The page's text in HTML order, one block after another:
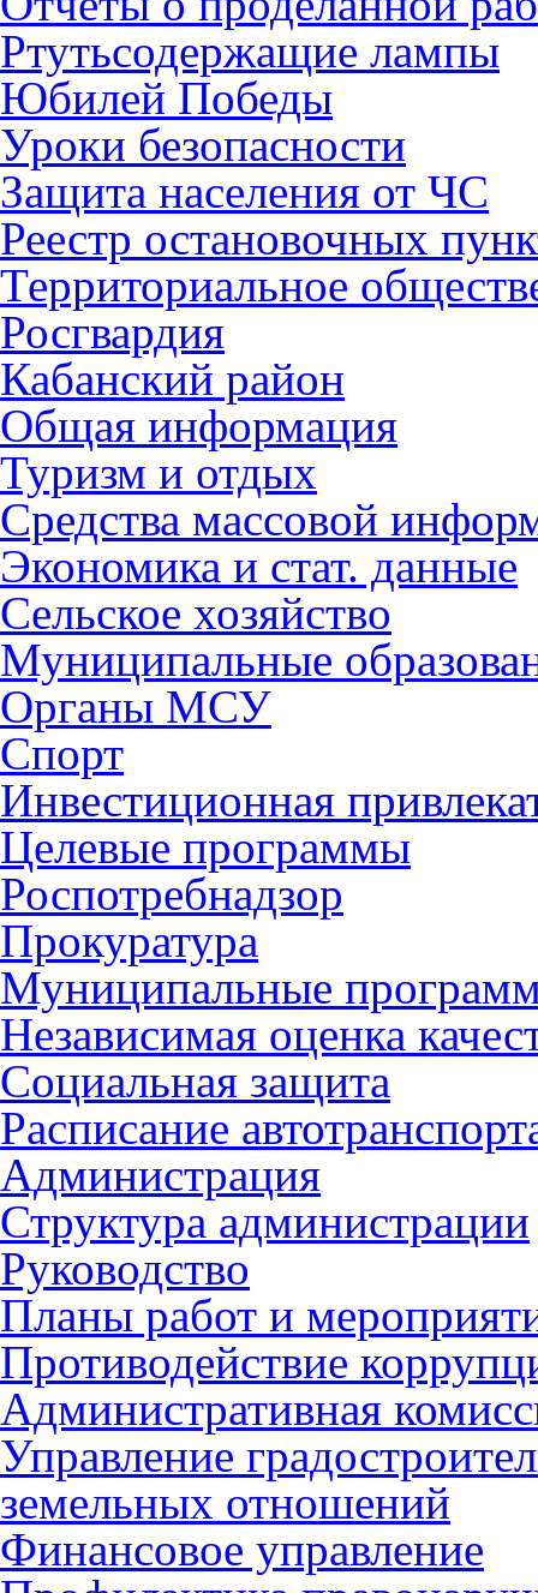
Ртутьсодержащие лампы
Юбилей Победы
Уроки безопасности
Защита населения от ЧС
Реестр остановочных
Территориальное
Росгвардия
Кабанский район
Общая информация
Туризм и отдых
Средства массовой
Экономика и стат. данные
Сельское хозяйство
Муниципальные
Органы МСУ
Спорт
Инвестиционная
Целевые программы
Роспотребнадзор
Прокуратура
Муниципальные
Независимая оценка
Социальная защита
Расписание
Администрация
Структура администрации
Руководство
Планы работ и
Противодействие
Административная
Управление
земельных отношений
Финансовое управление